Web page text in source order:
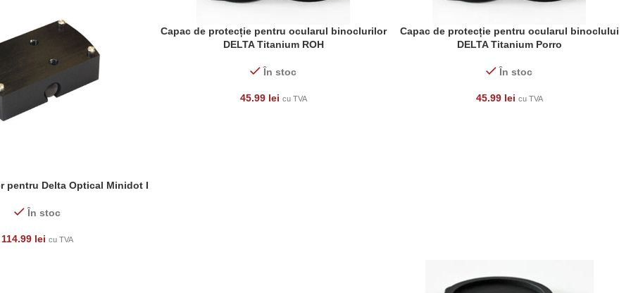
pentru Delta Optical Minidot I
În stoc
114.99 lei cu TVA
ADAUGĂ ÎN COȘ
Capac de protecție pentru ocularul binoclurilor
DELTA Titanium ROH
În stoc
45.99 lei cu TVA
ADAUGĂ ÎN COȘ
Capac de protecție pentru ocularul binoclului
DELTA Titanium Porro
În stoc
45.99 lei cu TVA